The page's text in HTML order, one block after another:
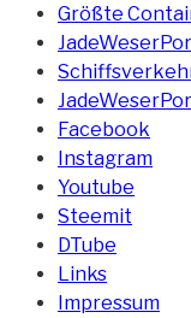
Größte
Facebook
Instagram
Youtube
Steemit
DTube
Links
Impressum